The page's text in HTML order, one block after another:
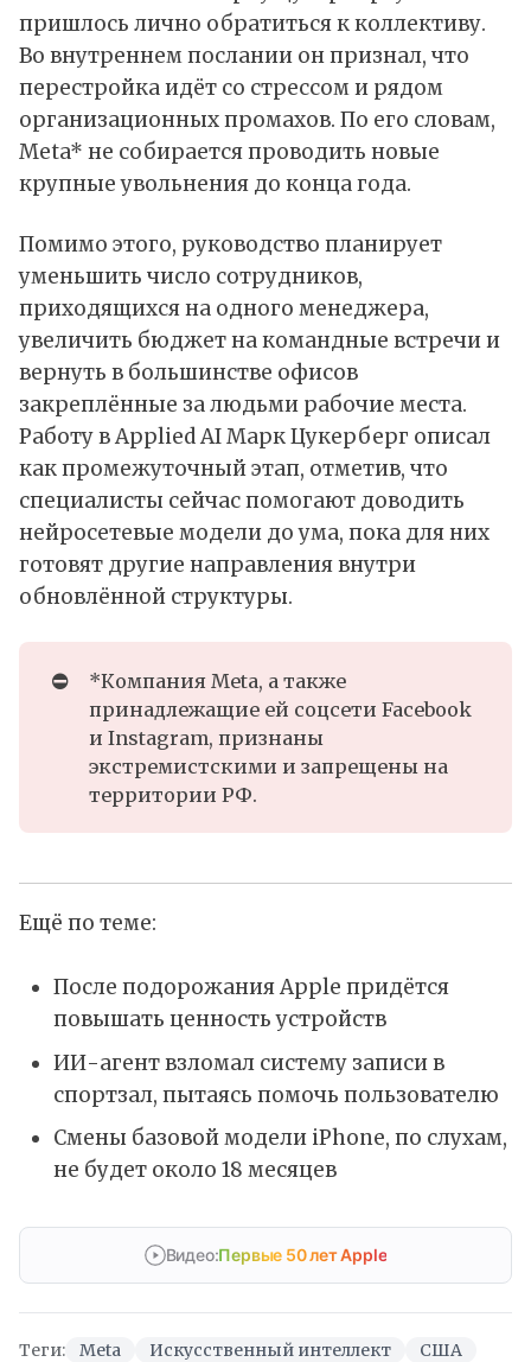
пришлось лично обратиться к коллективу.
Во внутреннем послании он признал, что
перестройка идёт со стрессом и рядом
организационных промахов. По его словам,
Meta* не собирается проводить новые
крупные увольнения до конца года.
Помимо этого, руководство планирует
уменьшить число сотрудников,
приходящихся на одного менеджера,
увеличить бюджет на командные встречи и
вернуть в большинстве офисов
закреплённые за людьми рабочие места.
Работу в Applied AI Марк Цукерберг описал
как промежуточный этап, отметив, что
специалисты сейчас помогают доводить
нейросетевые модели до ума, пока для них
готовят другие направления внутри
обновлённой структуры.
⛔
*Компания Meta, а также
принадлежащие ей соцсети Facebook
и Instagram, признаны
экстремистскими и запрещены на
территории РФ.
Ещё по теме:
После подорожания Apple придётся
повышать ценность устройств
ИИ-агент взломал систему записи в
спортзал, пытаясь помочь пользователю
Смены базовой модели iPhone, по слухам,
не будет около 18 месяцев
Видео:Первые 50 лет Apple
Теги: Meta Искусственный интеллект
США